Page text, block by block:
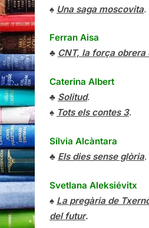
♠ Una saga moscovita.
Ferran Aisa
♣ CNT, la força obrera
Caterina Albert
♣ Solitud.
♠ Tots els contes 3.
Sílvia Alcàntara
♣ Els dies sense glòria.
Svetlana Aleksiévitx
♠ La pregària de
del futur.